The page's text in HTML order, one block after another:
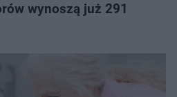
wynoszą już 291